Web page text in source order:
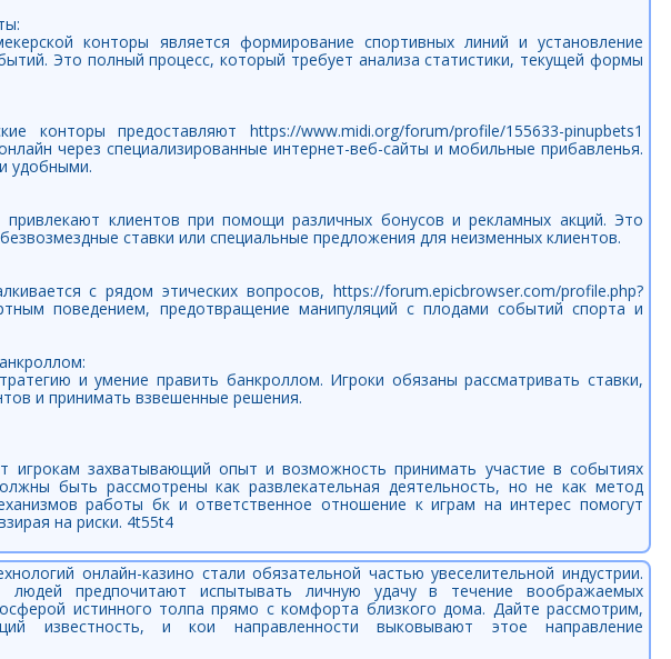
конторы является формирование спортивных линий и установление
Это полный процесс, который требует анализа статистики, текущей формы
конторы предоставляют https://www.midi.org/forum/profile/155633-pinupbets1
через специализированные интернет-веб-сайты и мобильные прибавленья.
удобными.
клиентов при помощи различных бонусов и рекламных акций. Это
ставки или специальные предложения для неизменных клиентов.
с рядом этических вопросов, https://forum.epicbrowser.com/profile.php?
поведением, предотвращение манипуляций с плодами событий спорта и
и умение править банкроллом. Игроки обязаны рассматривать ставки,
и принимать взвешенные решения.
игрокам захватывающий опыт и возможность принимать участие в событиях
быть рассмотрены как развлекательная деятельность, но не как метод
работы бк и ответственное отношение к играм на интерес помогут
на риски. 4t55t4
онлайн-казино стали обязательной частью увеселительной индустрии.
предпочитают испытывать личную удачу в течение воображаемых
истинного толпа прямо с комфорта близкого дома. Дайте рассмотрим,
известность, и кои направленности выковывают этое направление